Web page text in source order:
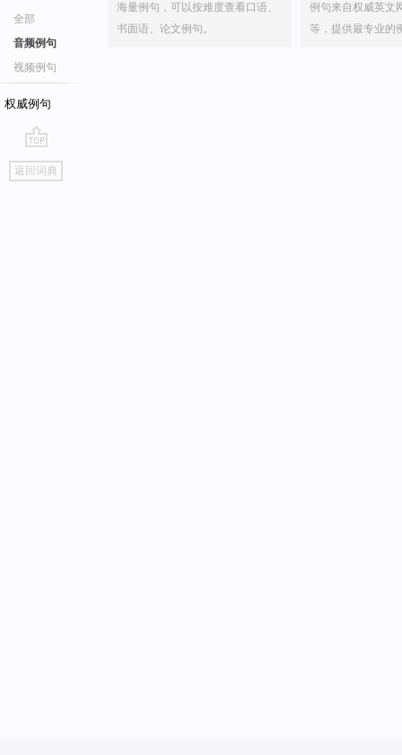
全部
音频例句
视频例句
权威例句
go
top
返回词典
海量例句，可以按难度查看口语、
书面语、论文例句。
例句来自权威英文
等，提供最专业的